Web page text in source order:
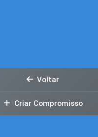
Voltar
Criar Compromisso